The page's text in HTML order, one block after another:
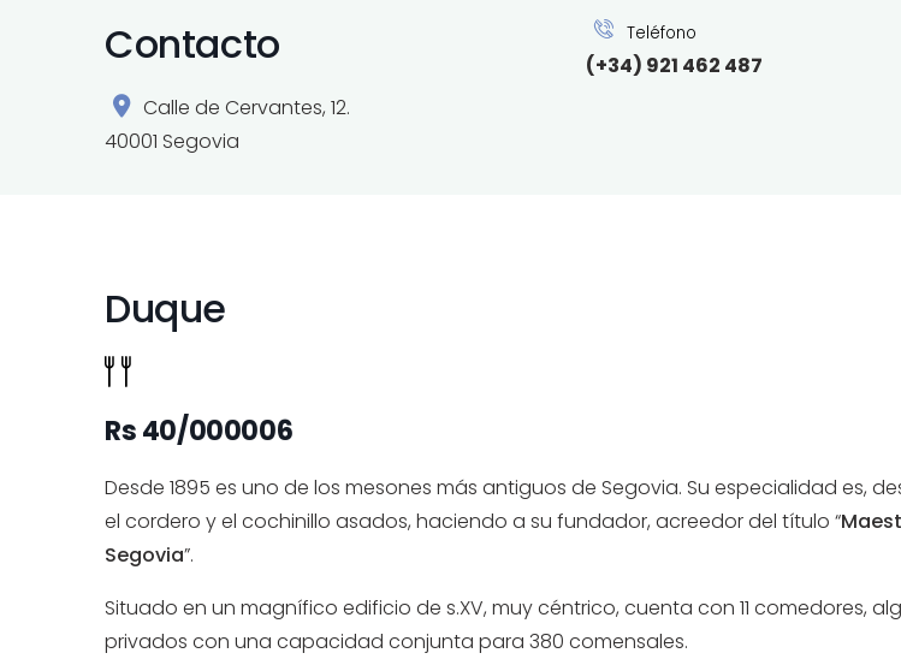
Contacto
Calle de Cervantes, 12.
40001 Segovia
Teléfono
(+34) 921 462 487
Duque
Rs 40/000006
Desde 1895 es uno de los mesones más antiguos de Segovia. Su especialidad es,
el cordero y el cochinillo asados, haciendo a su fundador, acreedor del título “
Segovia”.
Situado en un magnífico edificio de s.XV, muy céntrico, cuenta con 11 comedores,
privados con una capacidad conjunta para 380 comensales.